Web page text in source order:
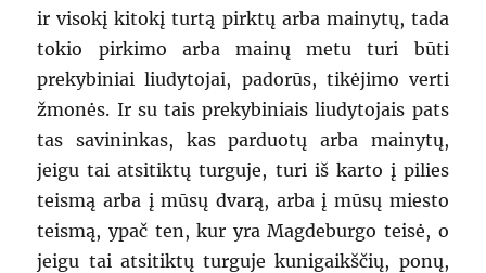
ir visokį kitokį turtą pirktų arba mainytų, tada
tokio pirkimo arba mainų metu turi būti
prekybiniai liudytojai, padorūs, tikėjimo verti
žmonės. Ir su tais prekybiniais liudytojais pats
tas savininkas, kas parduotų arba mainytų,
jeigu tai atsitiktų turguje, turi iš karto į pilies
teismą arba į mūsų dvarą, arba į mūsų miesto
teismą, ypač ten, kur yra Magdeburgo teisė, o
jeigu tai atsitiktų turguje kunigaikščių, ponų,